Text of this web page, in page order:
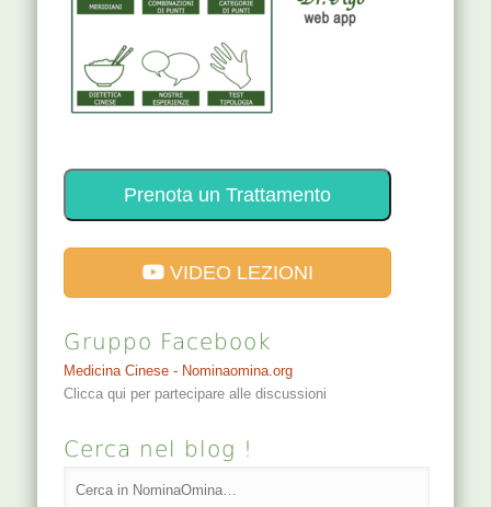
Prenota un Trattamento
VIDEO LEZIONI
Gruppo Facebook
Medicina Cinese - Nominaomina.org
Clicca qui per partecipare alle discussioni
Cerca nel blog !